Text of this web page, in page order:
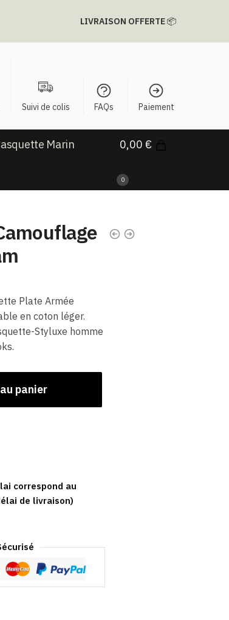
LIVRAISON OFFERTE📦
Suivi de colis FAQs Paiement
Marin 0,00 €
0
Plate Armée
en coton léger.
Styluxe homme
panier
correspond au
de livraison)